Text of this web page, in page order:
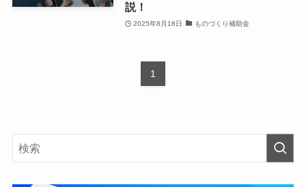
説！
2025年8月18日 ものづくり補助金
1